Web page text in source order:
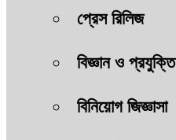
প্রেস রিলিজ
বিজ্ঞান ও প্রযুক্তি
বিনিয়োগ জিজ্ঞাসা